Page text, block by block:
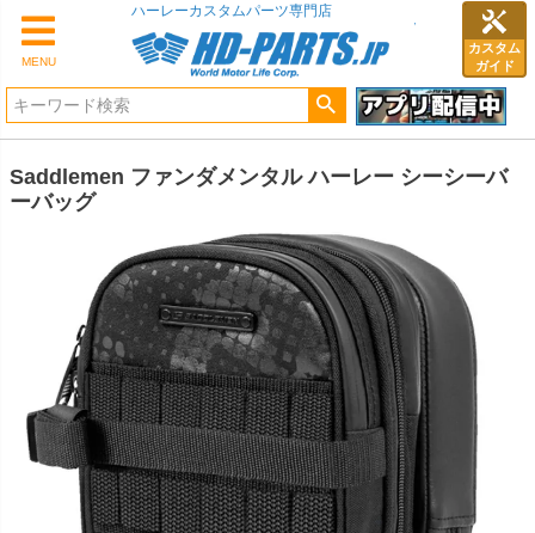
MENU
カスタム
ガイド
ハーレーカスタムパーツ専門店
Saddlemen ファンダメンタル ハーレー シーシーバ
ーバッグ